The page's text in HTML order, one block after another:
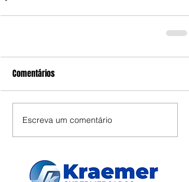
Comentários
Escreva um comentário